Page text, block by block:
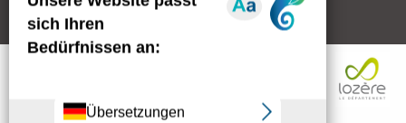
Professioneller Bereich